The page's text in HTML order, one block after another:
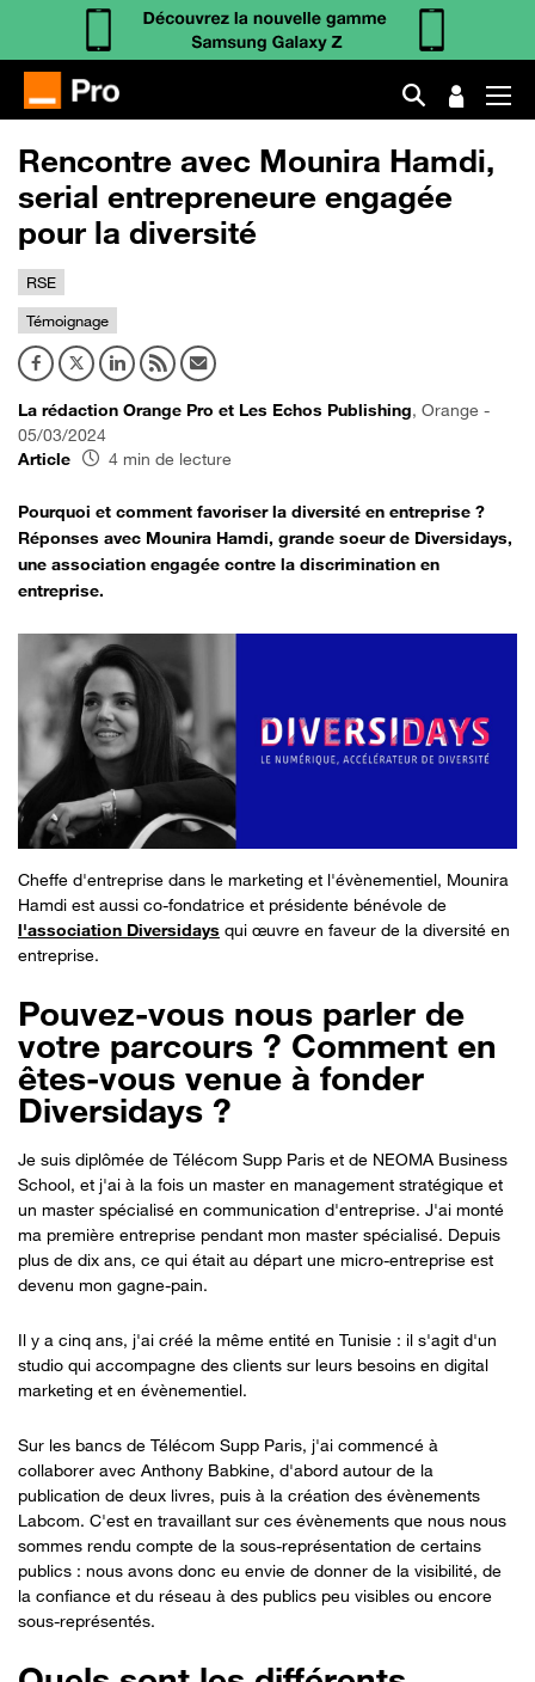
Rencontre avec Mounira Hamdi,
serial entrepreneure engagée
pour la diversité
RSE
Témoignage
La rédaction Orange Pro et Les Echos Publishing, Orange -
05/03/2024
Article
4 min de lecture
Pourquoi et comment favoriser la diversité en entreprise ?
Réponses avec Mounira Hamdi, grande soeur de Diversidays,
une association engagée contre la discrimination en
entreprise.
Cheffe d'entreprise dans le marketing et l'évènementiel, Mounira
Hamdi est aussi co-fondatrice et présidente bénévole de
l'association Diversidays qui œuvre en faveur de la diversité en
entreprise.
Pouvez-vous nous parler de
votre parcours ? Comment en
êtes-vous venue à fonder
Diversidays ?
Je suis diplômée de Télécom Supp Paris et de NEOMA Business
School, et j'ai à la fois un master en management stratégique et
un master spécialisé en communication d'entreprise. J'ai monté
ma première entreprise pendant mon master spécialisé. Depuis
plus de dix ans, ce qui était au départ une micro-entreprise est
devenu mon gagne-pain.
Il y a cinq ans, j'ai créé la même entité en Tunisie : il s'agit d'un
studio qui accompagne des clients sur leurs besoins en digital
marketing et en évènementiel.
Sur les bancs de Télécom Supp Paris, j'ai commencé à
collaborer avec Anthony Babkine, d'abord autour de la
publication de deux livres, puis à la création des évènements
Labcom. C'est en travaillant sur ces évènements que nous nous
sommes rendu compte de la sous-représentation de certains
publics : nous avons donc eu envie de donner de la visibilité, de
la confiance et du réseau à des publics peu visibles ou encore
sous-représentés.